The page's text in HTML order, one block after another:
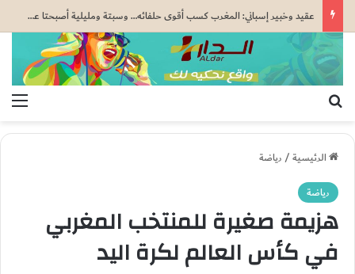
عقيد وخبير إسباني: المغرب كسب أقوى حلفائه… وسبتة ومليلية أصبحتا عبئاً على إسبانيا
الرئيسية/رياضة
رياضة
هزيمة صغيرة للمنتخب المغربي
في كأس العالم لكرة اليد